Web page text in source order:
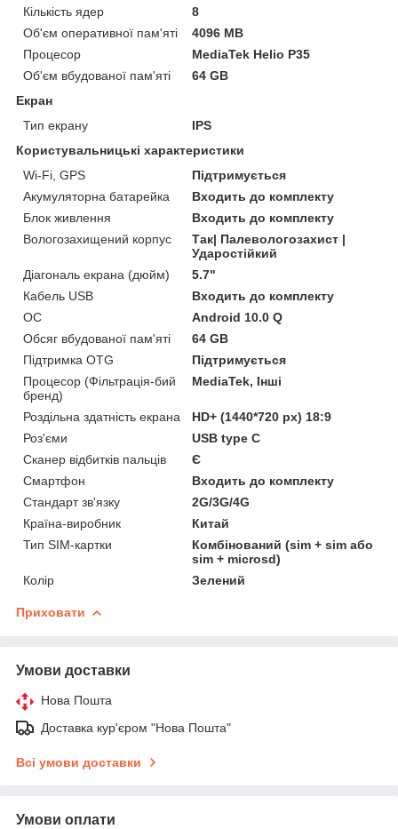
Кількість ядер
8
Об'єм оперативної пам'яті
4096 MB
Процесор
MediaTek Helio P35
Об'єм вбудованої пам'яті
64 GB
Екран
Тип екрану
IPS
Користувальницькі характеристики
Wi-Fi, GPS
Підтримується
Акумуляторна батарейка
Входить до комплекту
Блок живлення
Входить до комплекту
Вологозахищений корпус
Так| Палевологозахист |
Ударостійкий
Діагональ екрана (дюйм)
5.7"
Кабель USB
Входить до комплекту
ОС
Android 10.0 Q
Обсяг вбудованої пам'яті
64 GB
Підтримка OTG
Підтримується
Процесор (Фільтрація-бий
бренд)
MediaTek, Інші
Роздільна здатність екрана
HD+ (1440*720 px) 18:9
Роз'єми
USB type C
Сканер відбитків пальців
Є
Смартфон
Входить до комплекту
Стандарт зв'язку
2G/3G/4G
Країна-виробник
Китай
Тип SIM-картки
Комбінований (sim + sim або
sim + microsd)
Колір
Зелений
Приховати
Умови доставки
Нова Пошта
Доставка кур'єром "Нова Пошта"
Всі умови доставки
Умови оплати